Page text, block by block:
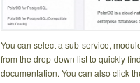
You can select a sub-service,
from the drop-down list to quickly
documentation. You can also click
更新日時
指定された空間軸または
場合に true を返します